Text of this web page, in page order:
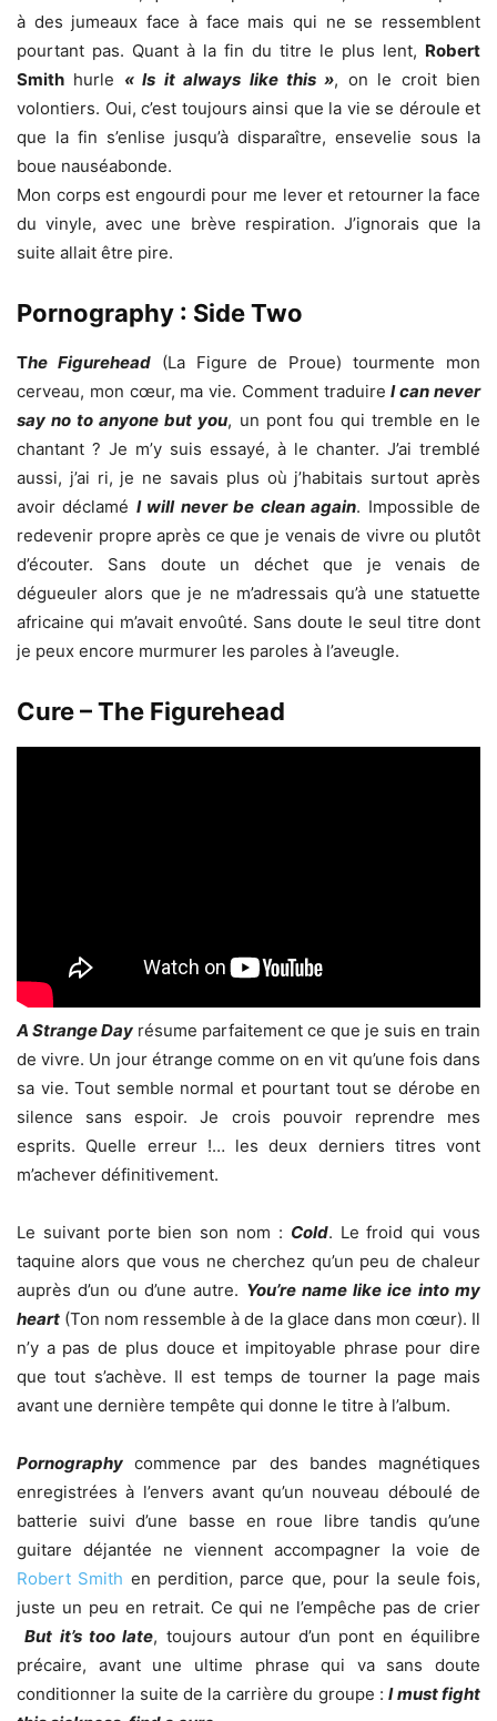
à des jumeaux face à face mais qui ne se ressemblent
pourtant pas. Quant à la fin du titre le plus lent, Robert
Smith hurle « Is it always like this », on le croit bien
volontiers. Oui, c’est toujours ainsi que la vie se déroule et
que la fin s’enlise jusqu’à disparaître, ensevelie sous la
boue nauséabonde.
Mon corps est engourdi pour me lever et retourner la face
du vinyle, avec une brève respiration. J’ignorais que la
suite allait être pire.
Pornography : Side Two
The Figurehead(La Figure de Proue) tourmente mon
cerveau, mon cœur, ma vie. Comment traduireI can never
say no to anyone but you, un pont fou qui tremble en le
chantant ? Je m’y suis essayé, à le chanter. J’ai tremblé
aussi, j’ai ri, je ne savais plus où j’habitais surtout après
avoir déclamé I will never be clean again. Impossible de
redevenir propre après ce que je venais de vivre ou plutôt
d’écouter. Sans doute un déchet que je venais de
dégueuler alors que je ne m’adressais qu’à une statuette
africaine qui m’avait envoûté. Sans doute le seul titre dont
je peux encore murmurer les paroles à l’aveugle.
Cure – The Figurehead
A Strange Day résume parfaitement ce que je suis en train
de vivre. Un jour étrange comme on en vit qu’une fois dans
sa vie. Tout semble normal et pourtant tout se dérobe en
silence sans espoir. Je crois pouvoir reprendre mes
esprits. Quelle erreur !… les deux derniers titres vont
m’achever définitivement.
Le suivant porte bien son nom : Cold. Le froid qui vous
taquine alors que vous ne cherchez qu’un peu de chaleur
auprès d’un ou d’une autre. You’re name like ice into my
heart (Ton nom ressemble à de la glace dans mon cœur). Il
n’y a pas de plus douce et impitoyable phrase pour dire
que tout s’achève. Il est temps de tourner la page mais
avant une dernière tempête qui donne le titre à l’album.
Pornography commence par des bandes magnétiques
enregistrées à l’envers avant qu’un nouveau déboulé de
batterie suivi d’une basse en roue libre tandis qu’une
guitare déjantée ne viennent accompagner la voie de
Robert Smith en perdition, parce que, pour la seule fois,
juste un peu en retrait. Ce qui ne l’empêche pas de crier
But it’s too late, toujours autour d’un pont en équilibre
précaire, avant une ultime phrase qui va sans doute
conditionner la suite de la carrière du groupe :I must fight